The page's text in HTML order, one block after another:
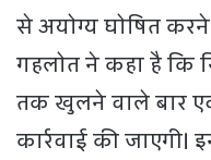
से अयोग्य घोषित
गहलोत ने कहा है कि
तक खुलने वाले बार
कार्रवाई की